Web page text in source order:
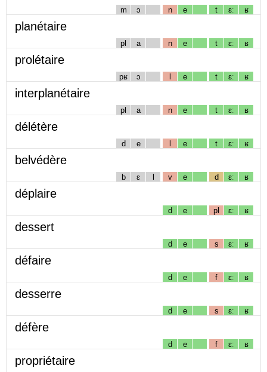
m ɔ n e t ɛː ʁ
planétaire
pl a n e t ɛː ʁ
prolétaire
pʁ ɔ l e t ɛː ʁ
interplanétaire
pl a n e t ɛː ʁ
délétère
d e l e t ɛː ʁ
belvédère
b ɛ l v e d ɛː ʁ
déplaire
d e pl ɛː ʁ
dessert
d e s ɛː ʁ
défaire
d e f ɛː ʁ
desserre
d e s ɛː ʁ
défère
d e f ɛː ʁ
propriétaire